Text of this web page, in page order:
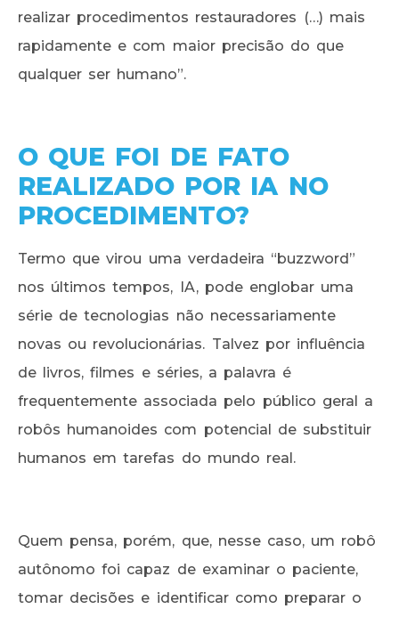
realizar procedimentos restauradores (…) mais
rapidamente e com maior precisão do que
qualquer ser humano”.
O QUE FOI DE FATO
REALIZADO POR IA NO
PROCEDIMENTO?
Termo que virou uma verdadeira “buzzword”
nos últimos tempos, IA, pode englobar uma
série de tecnologias não necessariamente
novas ou revolucionárias. Talvez por influência
de livros, filmes e séries, a palavra é
frequentemente associada pelo público geral a
robôs humanoides com potencial de substituir
humanos em tarefas do mundo real.
Quem pensa, porém, que, nesse caso, um robô
autônomo foi capaz de examinar o paciente,
tomar decisões e identificar como preparar o